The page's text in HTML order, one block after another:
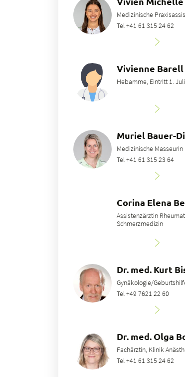
Medizinische
Tel +41 61 315 24 62
Vivienne Barell
Hebamme, Eintritt 1. Juli
Muriel Bauer-
Medizinische Masseurin
Tel +41 61 315 23 64
Corina Elena
Assistenzärztin
Schmerzmedizin
Dr. med. Kurt
Gynäkologie/
Tel +49 7621 22 60
Dr. med. Olga
Fachärztin, Klinik
Tel +41 61 315 24 62